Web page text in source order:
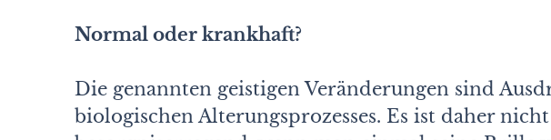
Normal oder krankhaft?
Die genannten geistigen Veränderungen sind
biologischen Alterungsprozesses. Es ist daher